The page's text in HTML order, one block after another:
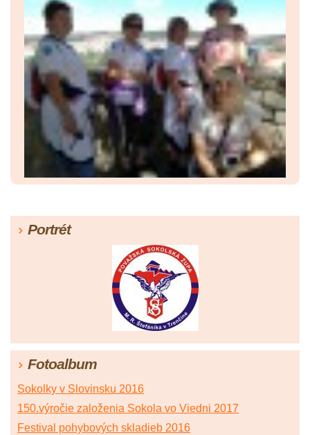
Portrét
Fotoalbum
Sokolky v Slovinsku 2016
150.výročie založenia Sokola vo Viedni 2017
Festival pohybových skladieb 2016